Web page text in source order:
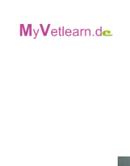
Inhalt